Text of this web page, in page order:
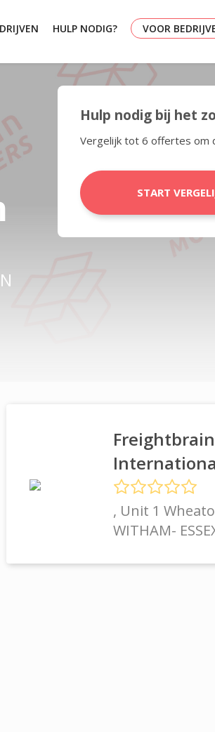
HULP NODIG? VOOR
Hulp nodig bij het
Vergelijk tot 6 offertes om
START
Freightbrain
, Unit 1
WITHAM-